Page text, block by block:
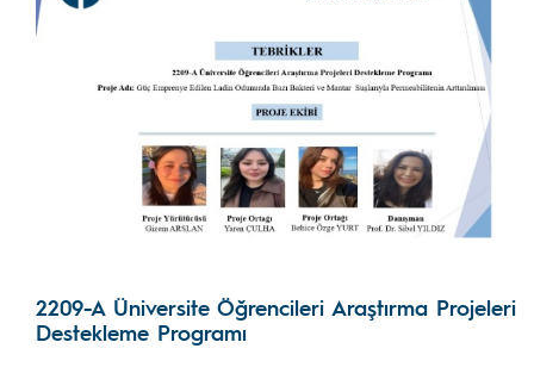
2209-A Üniversite Öğrencileri Araştırma Projeleri
Destekleme Programı